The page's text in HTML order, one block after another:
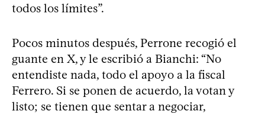
todos los límites”.
Pocos minutos después, Perrone recogió el
guante en X, y le escribió a Bianchi: “No
entendiste nada, todo el apoyo a la fiscal
Ferrero. Si se ponen de acuerdo, la votan y
listo; se tienen que sentar a negociar,